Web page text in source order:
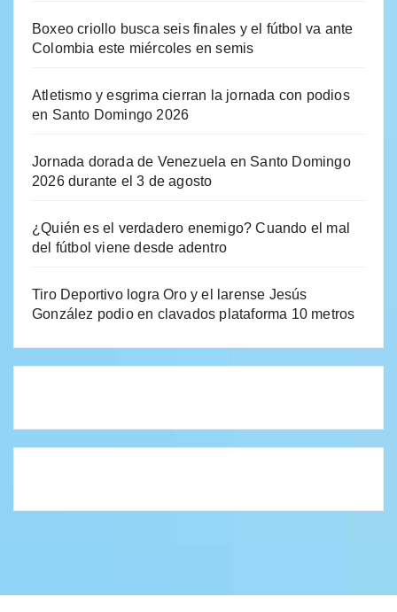
Boxeo criollo busca seis finales y el fútbol va ante
Colombia este miércoles en semis
Atletismo y esgrima cierran la jornada con podios
en Santo Domingo 2026
Jornada dorada de Venezuela en Santo Domingo
2026 durante el 3 de agosto
¿Quién es el verdadero enemigo? Cuando el mal
del fútbol viene desde adentro
Tiro Deportivo logra Oro y el larense Jesús
González podio en clavados plataforma 10 metros